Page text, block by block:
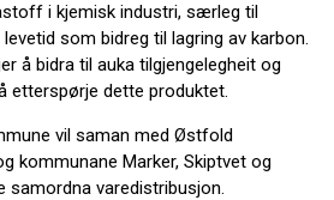
i kjemisk industri, særleg til
som bidreg til lagring av karbon.
å bidra til auka tilgjengelegheit og
etterspørje dette produktet.
vil saman med Østfold
kommunane Marker, Skiptvet og
samordna varedistribusjon.